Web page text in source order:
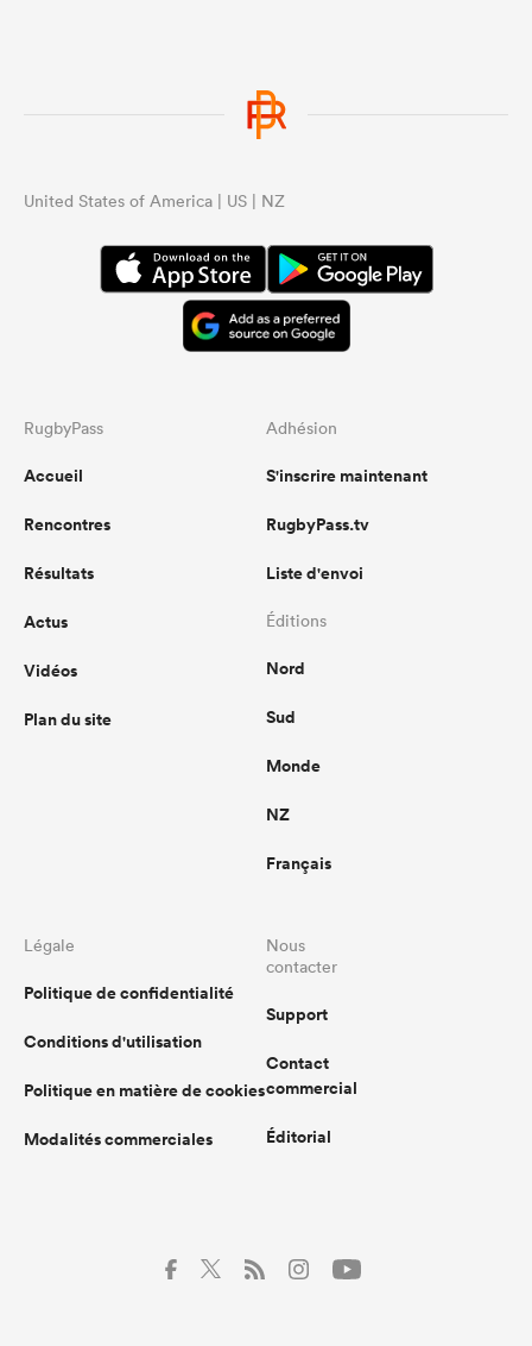
United States of America | US | NZ
RugbyPass
Accueil
Rencontres
Résultats
Actus
Vidéos
Plan du site
Adhésion
S'inscrire maintenant
RugbyPass.tv
Liste d'envoi
Éditions
Nord
Sud
Monde
NZ
Français
Légale
Politique de confidentialité
Conditions d'utilisation
Politique en matière de cookies
Modalités commerciales
Nous
contacter
Support
Contact
commercial
Éditorial